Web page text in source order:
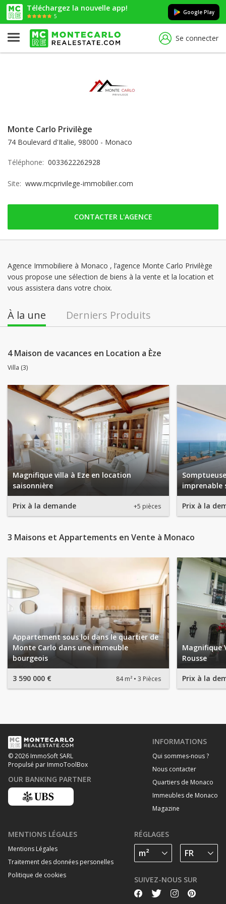
Téléchargez la nouvelle app!
5
Google Play
Se connecter
Monte Carlo Privilège
74 Boulevard d'Italie, 98000 - Monaco
Téléphone: 0033622262928
Site: www.mcprivilege-immobilier.com
CONTACTER L'AGENCE
Agence Immobiliere à Monaco , l’agence Monte Carlo Privilège
vous propose une sélection de biens à la vente et la location et
vous assistera dans votre choix.
À la une Derniers Produits
4 Maison de vacances en Location a Èze
Villa (3)
Magnifique villa à Eze en location
saisonnière
Prix à la demande +5 pièces
imprenable
Prix à la
3 Maisons et Appartements en Vente à Monaco
Appartement sous loi dans le quartier de
Monte Carlo dans une immeuble
bourgeois
3 590 000 € 84 m² 3 Pièces
Magnifique
Rousse
Prix à la
© 2026 ImmoSoft SARL
Propulsé par ImmoToolBox
OUR BANKING PARTNER
INFORMATIONS
Qui sommes-nous ?
Nous contacter
Quartiers de Monaco
Immeubles de Monaco
Magazine
MENTIONS LÉGALES
Mentions Légales
Traitement des données personelles
Politique de cookies
RÉGLAGES
SUIVEZ-NOUS SUR